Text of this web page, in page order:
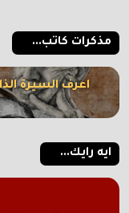
مذكرات كاتب...
اعرف السيرة
ايه رايك...